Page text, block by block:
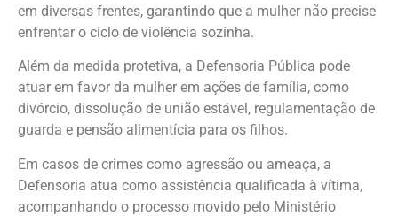
em diversas frentes, garantindo que a mulher não precise
enfrentar o ciclo de violência sozinha.
Além da medida protetiva, a Defensoria Pública pode
atuar em favor da mulher em ações de família, como
divórcio, dissolução de união estável, regulamentação de
guarda e pensão alimentícia para os filhos.
Em casos de crimes como agressão ou ameaça, a
Defensoria atua como assistência qualificada à vítima,
acompanhando o processo movido pelo Ministério